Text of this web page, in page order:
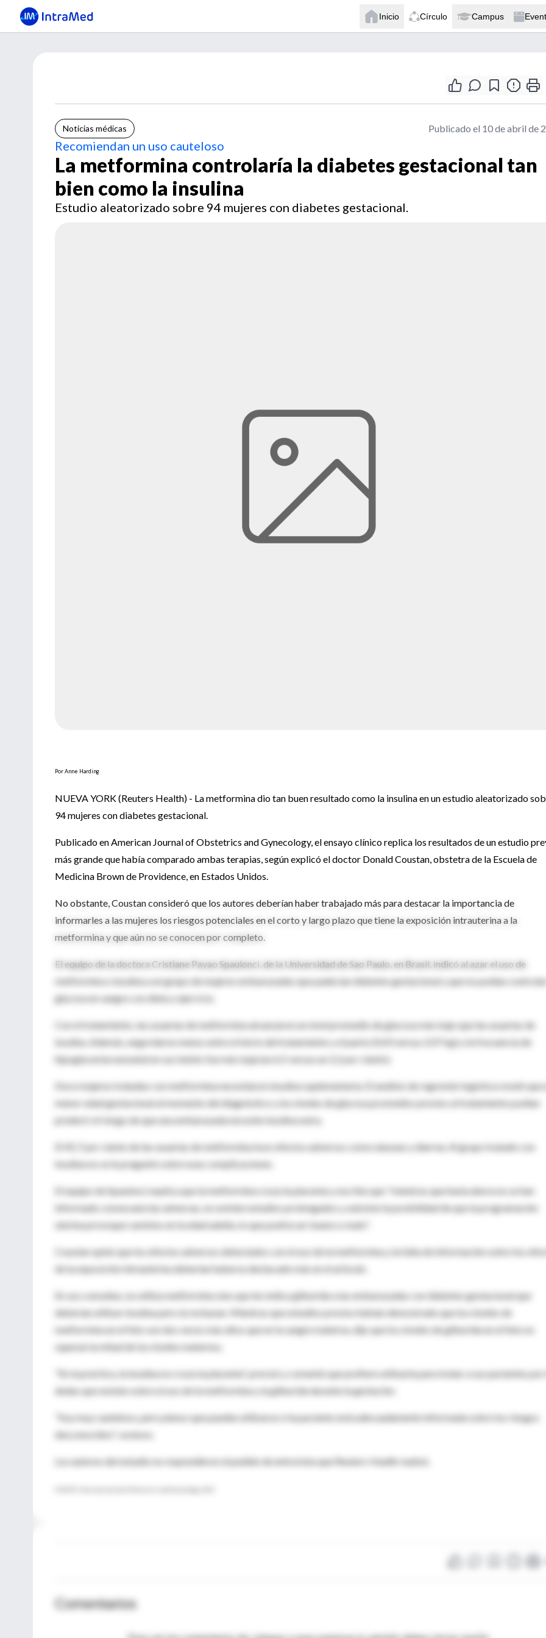
Inicio Círculo Campus
Noticias médicas Publicado el 10 de abril de
Recomiendan un uso cauteloso
La metformina controlaría la diabetes gestacional tan
bien como la insulina
Estudio aleatorizado sobre 94 mujeres con diabetes gestacional.
Por Anne Harding
NUEVA YORK (Reuters Health) - La metformina dio tan buen resultado como la insulina en un estudio aleatorizado
94 mujeres con diabetes gestacional.
Publicado en American Journal of Obstetrics and Gynecology, el ensayo clínico replica los resultados de un estudio
más grande que había comparado ambas terapias, según explicó el doctor Donald Coustan, obstetra de la Escuela de
Medicina Brown de Providence, en Estados Unidos.
No obstante, Coustan consideró que los autores deberían haber trabajado más para destacar la importancia de
informarles a las mujeres los riesgos potenciales en el corto y largo plazo que tiene la exposición intrauterina a la
metformina y que aún no se conocen por completo.
El equipo de la doctora Cristiane Pavao Spaulonci, de la Universidad de Sao Paulo, en Brasil, indicó al azar el uso de
metformina o insulina a un grupo de mujeres embarazadas que padecían diabetes gestacional y que no podían
glucosa en sangre con dieta y ejercicio.
Con el tratamiento, las usuarias de metformina alcanzaron un nivel promedio de glucosa más bajo que las usuarias de
insulina. Además, engordaron menos entre el inicio del tratamiento y el parto (0,43 versus 2,07 kg) y la frecuencia de
hipoglucemia neonatal en sus bebés fue más baja (un 6,5 versus un 2,2 por ciento).
Doce mujeres tratadas con metformina necesitaron insulina suplementaria. El análisis de regresión logística reveló que
menor edad gestacional al momento del diagnóstico y los niveles de glucosa promedios previos al tratamiento podían
predecir el riesgo de que una embarazada necesite insulina extra.
El 45,7 por ciento de las usuarias de metformina tuvo efectos adversos como náuseas y diarrea. Al grupo tratado con
insulina no se le preguntó sobre esas complicaciones.
El equipo de Spaulonci explica que la metformina cruza la placenta y escribe que "mientras que hasta ahora no se han
informado consecuencias adversas, no existen estudios prolongados y subsiste la posibilidad de que la programación
uterina provoque cambios en la edad adulta, lo que podría ser bueno o malo".
Coustan opinó que los efectos adversos detectados con el uso de la metformina y la falta de información sobre los
de la exposición intrauterina deberían haberse destacado más en el artículo.
En sus consultas, no utiliza metformina sino que les indica gliburida a las embarazadas con diabetes gestacional que
deberían utilizar insulina pero la rechazan. Mientras que estudios previos habían demostrado que los niveles de
metformina en el feto son dos veces más altos que en la sangre materna, dijo que los niveles de gliburida en el feto no
superan la mitad de los niveles maternos.
"En la práctica, la insulina no cruza la placenta", precisó y comentó que prefiere utilizarla para tratar a sus pacientes por
dudas que existen sobre el uso de la metformina y la gliburida durante la gestación.
"Soy muy cauteloso, pero pienso que pueden utilizarse si la paciente está adecuadamente informada sobre los riesgos
desconocidos", sostuvo.
Los autores del estudio no respondieron el pedido de entrevista que Reuters Health realizó.
Comentarios